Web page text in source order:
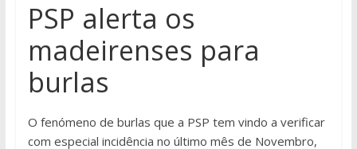
PSP alerta os
madeirenses para
burlas
O fenómeno de burlas que a PSP tem vindo a verificar
com especial incidência no último mês de Novembro,